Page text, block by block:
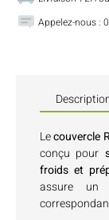
Appelez-nous :
Lecouvercle
conçu pour
froids et
assure un